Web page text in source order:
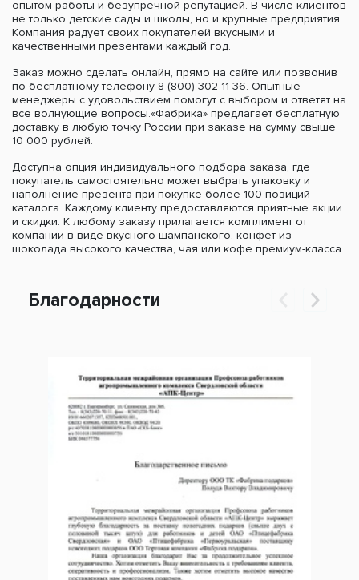
опытом работы и безупречной репутацией. В числе клиентов
не только детские сады и школы, но и крупные предприятия.
Компания радует своих покупателей вкусными и
качественными презентами каждый год.
Заказ можно сделать онлайн, прямо на сайте или позвонив
по бесплатному телефону 8 (800) 302-11-36. Опытные
менеджеры с удовольствием помогут с выбором и ответят на
все волнующие вопросы.«Фабрика» предлагает бесплатную
доставку в любую точку России при заказе на сумму свыше
10 000 рублей.
Доступна опция индивидуального подбора заказа, где
покупатель самостоятельно может выбрать упаковку и
наполнение презента при покупке более 100 позиций
каталога. Каждому клиенту предоставляются приятные акции
и скидки. К любому заказу прилагается комплимент от
компании в виде вкусного шампанского, конфет из
шоколада высокого качества, чая или кофе премиум-класса.
Благодарности